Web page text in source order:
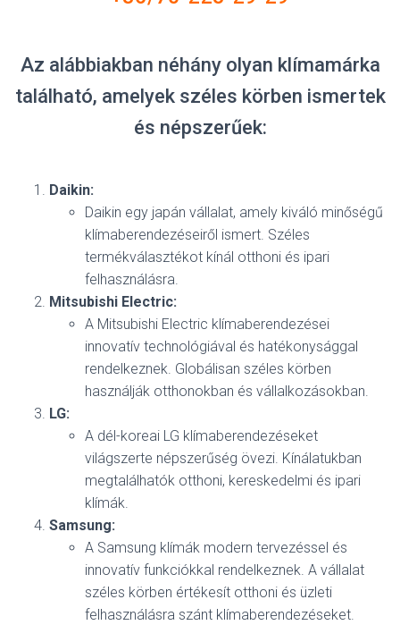
Az alábbiakban néhány olyan klímamárka
található, amelyek széles körben ismertek
és népszerűek:
Daikin:
Daikin egy japán vállalat, amely kiváló minőségű
klímaberendezéseiről ismert. Széles
termékválasztékot kínál otthoni és ipari
felhasználásra.
Mitsubishi Electric:
A Mitsubishi Electric klímaberendezései
innovatív technológiával és hatékonysággal
rendelkeznek. Globálisan széles körben
használják otthonokban és vállalkozásokban.
LG:
A dél-koreai LG klímaberendezéseket
világszerte népszerűség övezi. Kínálatukban
megtalálhatók otthoni, kereskedelmi és ipari
klímák.
Samsung:
A Samsung klímák modern tervezéssel és
innovatív funkciókkal rendelkeznek. A vállalat
széles körben értékesít otthoni és üzleti
felhasználásra szánt klímaberendezéseket.